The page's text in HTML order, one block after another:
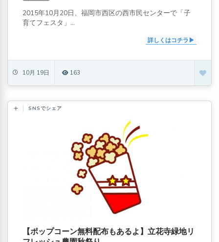
2015年10月20日、福岡市西区の西市民センターで「子
育てフェスタ」...
詳しくはコチラ
10月 19日 163
SNSでシェア
【ポップコーン無料配布もあるよ】立花寺緑地リ